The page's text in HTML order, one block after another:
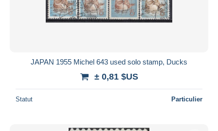
Appliquer
JAPAN 1955 Michel 643 used solo stamp, Ducks
± 0,81 $US
Statut Particulier